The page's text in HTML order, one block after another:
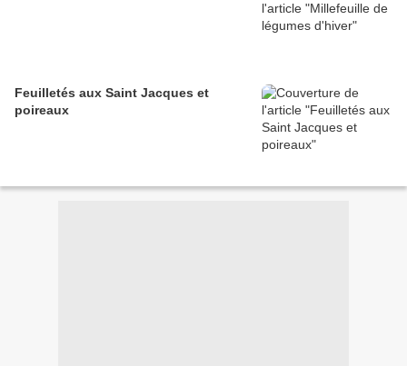
Feuilletés aux Saint Jacques et
poireaux